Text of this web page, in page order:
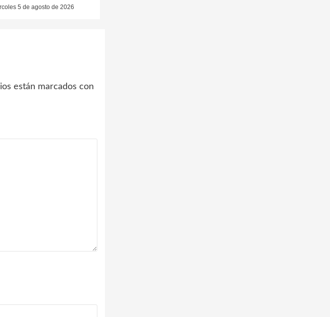
5 de agosto de 2026
están marcados con